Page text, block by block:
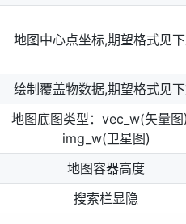
地图中心点坐标,期望格式见
绘制覆盖物数据,期望格式见
地图底图类型：vec_w(矢量
img_w(卫星图)
地图容器高度
搜索栏显隐